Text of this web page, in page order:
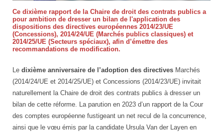
Ce dixième rapport de la Chaire de droit des contrats publics a
pour ambition de dresser un bilan de l'application des
dispositions des directives européennes 2014/23/UE
(Concessions), 2014/24/UE (Marchés publics classiques) et
2014/25/UE (Secteurs spéciaux), afin d’émettre des
recommandations de modification.
Le dixième anniversaire de l’adoption des directives Marchés
(2014/24/UE et 2014/25/UE) et Concessions (2014/23/UE) invitait
naturellement la Chaire de droit des contrats publics à dresser un
bilan de cette réforme. La parution en 2023 d’un rapport de la Cour
des comptes européenne fustigeant un net recul de la concurrence,
ainsi que le vœu émis par la candidate Ursula Van der Layen en